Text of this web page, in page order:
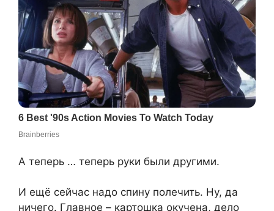
А теперь … теперь руки были другими.
И ещё сейчас надо спину полечить. Ну, да
ничего. Главное – картошка окучена, дело